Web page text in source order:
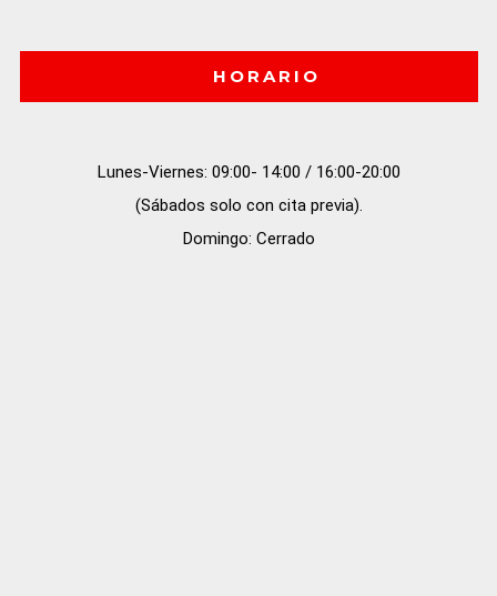
HORARIO
Lunes-Viernes: 09:00- 14:00 / 16:00-20:00
(Sábados solo con cita previa).
Domingo: Cerrado